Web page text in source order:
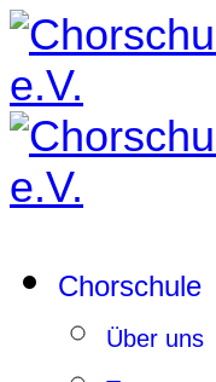
Chorschule
Über uns